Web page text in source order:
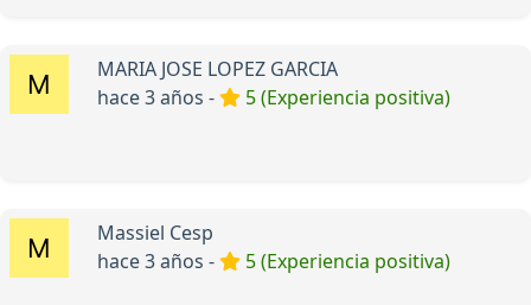
MARIA JOSE LOPEZ GARCIA
hace 3 años -
5 (Experiencia positiva)
Massiel Cesp
hace 3 años -
5 (Experiencia positiva)